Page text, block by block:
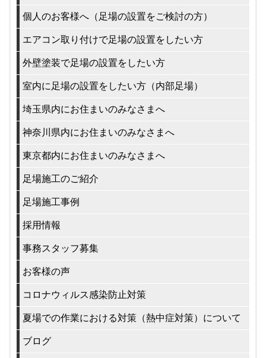
個人のお客様へ（足場の設置をご検討の方）
エアコン取り付けで足場の設置をしたい方
外壁塗装で足場の設置をしたい方
室内に足場の設置をしたい方（内部足場）
埼玉県内にお住まいのみなさまへ
神奈川県内にお住まいのみなさまへ
東京都内にお住まいのみなさまへ
足場施工のご紹介
足場施工事例
採用情報
事務スタッフ募集
お客様の声
コロナウィルス感染防止対策
夏場での作業における対策（熱中症対策）について
ブログ